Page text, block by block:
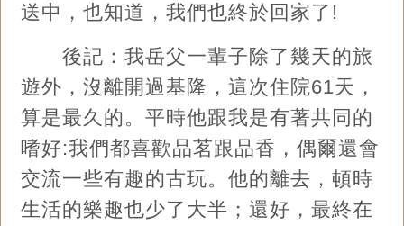
送中，也知道，我們也終於回家了!
後記：我岳父一輩子除了幾天的旅
遊外，沒離開過基隆，這次住院61天，
算是最久的。平時他跟我是有著共同的
嗜好:我們都喜歡品茗跟品香，偶爾還會
交流一些有趣的古玩。他的離去，頓時
生活的樂趣也少了大半；還好，最終在